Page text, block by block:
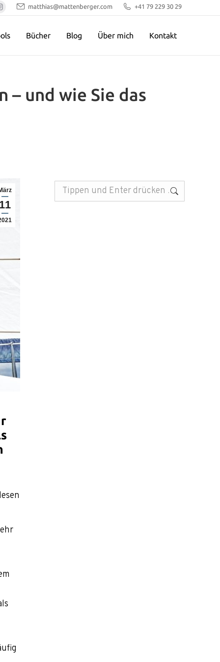
matthias@mattenberger.com +41 79 229 30 29
Bücher Blog Über mich Kontakt
– und wie Sie das
Search: